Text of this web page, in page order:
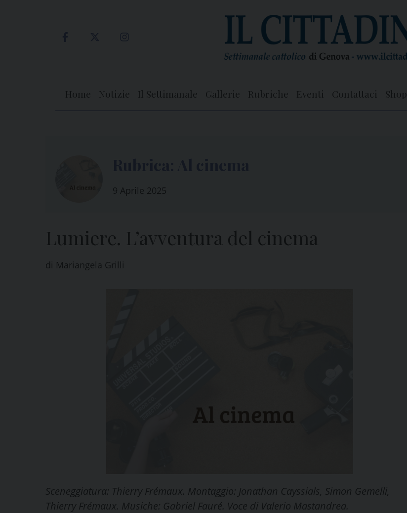
Home Notizie Il Settimanale Gallerie Rubriche Eventi Contattaci Shop
9 Aprile 2025
Lumiere. L’avventura del cinema
di Mariangela Grilli
Sceneggiatura: Thierry Frémaux. Montaggio: Jonathan Cayssials, Simon Gemelli,
Thierry Frémaux. Musiche: Gabriel Fauré. Voce di Valerio Mastandrea.